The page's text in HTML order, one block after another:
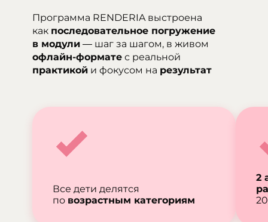
Программа RENDERIA выстроена
как последовательное погружение
в модули — шаг за шагом, в живом
офлайн-формате с реальной
практикой и фокусом на результат
Все дети делятся
по возрастным категориям
2